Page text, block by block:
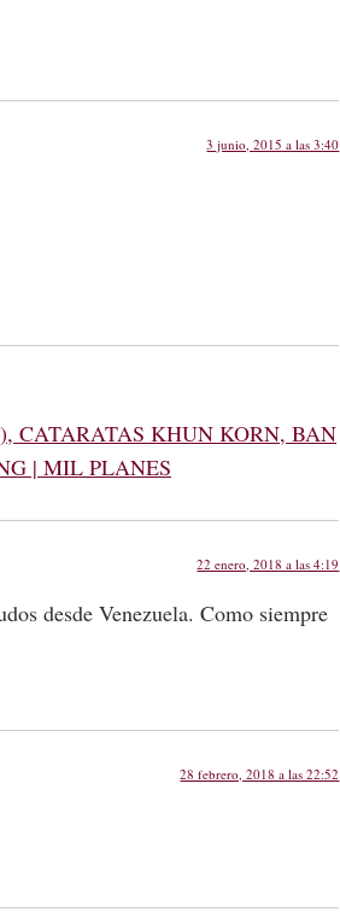
3 junio, 2015 a las 3:40
CATARATAS KHUN KORN, BAN
| MIL PLANES
22 enero, 2018 a las 4:19
desde Venezuela. Como siempre
28 febrero, 2018 a las 22:52